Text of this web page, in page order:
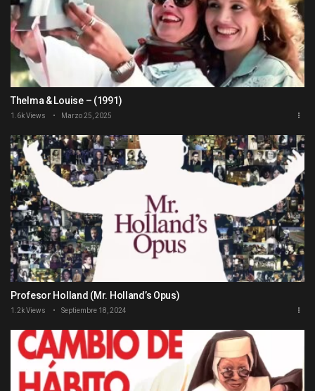
Thelma & Louise – (1991)
1.6k Views Marzo 25, 2025
Profesor Holland (Mr. Holland’s Opus)
1.2k Views Septiembre 18, 2024